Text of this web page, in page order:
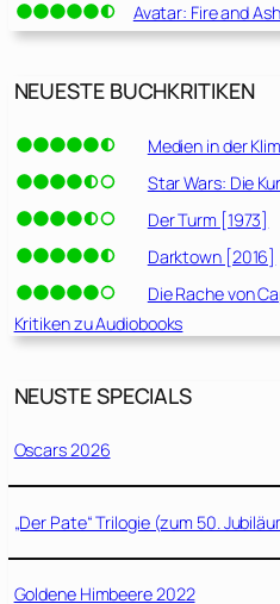
Avatar: Fire and
NEUESTE BUCHKRITIKEN
Medien in der
Star Wars: Die
Der Turm [1973]
Darktown [2016]
Die Rache von
Kritiken zu Audiobooks
NEUSTE SPECIALS
Oscars 2026
„Der Pate“ Trilogie (zum 50.
Goldene Himbeere 2022